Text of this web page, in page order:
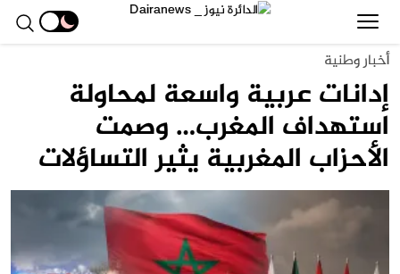
أخبار وطنية
إدانات عربية واسعة لمحاولة
استهداف المغرب… وصمت
الأحزاب المغربية يثير التساؤلات